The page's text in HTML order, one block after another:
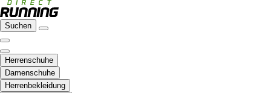
Suchen
Herrenschuhe
Damenschuhe
Herrenbekleidung